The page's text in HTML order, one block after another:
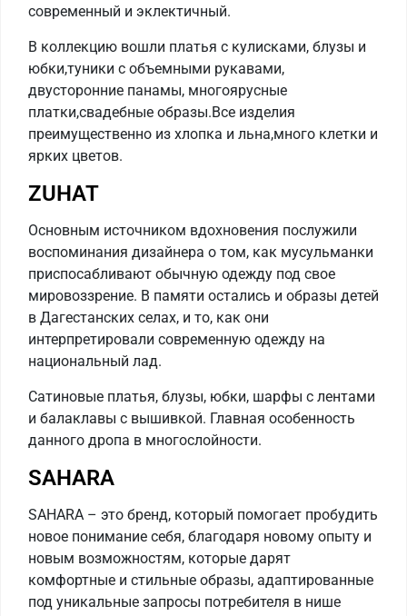
современный и эклектичный.
В коллекцию вошли платья с кулисками, блузы и
юбки,туники с объемными рукавами,
двусторонние панамы, многоярусные
платки,свадебные образы.Все изделия
преимущественно из хлопка и льна,много клетки и
ярких цветов.
ZUHAT
Основным источником вдохновения послужили
воспоминания дизайнера о том, как мусульманки
приспосабливают обычную одежду под свое
мировоззрение. В памяти остались и образы детей
в Дагестанских селах, и то, как они
интерпретировали современную одежду на
национальный лад.
Сатиновые платья, блузы, юбки, шарфы с лентами
и балаклавы с вышивкой. Главная особенность
данного дропа в многослойности.
SAHARA
SAHARA – это бренд, который помогает пробудить
новое понимание себя, благодаря новому опыту и
новым возможностям, которые дарят
комфортные и стильные образы, адаптированные
под уникальные запросы потребителя в нише